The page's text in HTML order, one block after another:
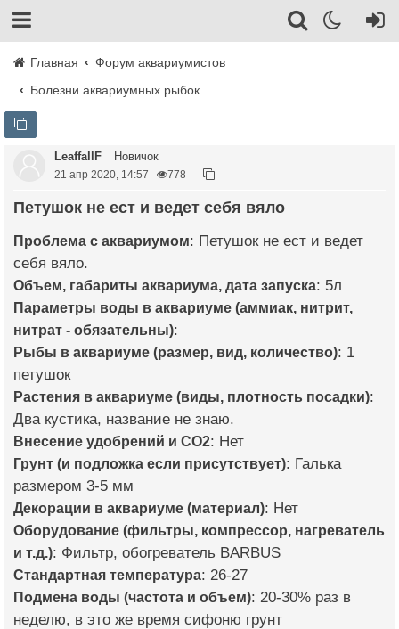
Главная
Форум аквариумистов
Болезни аквариумных рыбок
LeaffallF Новичок
21 апр 2020, 14:57 778
Петушок не ест и ведет себя вяло
Проблема с аквариумом: Петушок не ест и ведет
себя вяло.
Объем, габариты аквариума, дата запуска: 5л
Параметры воды в аквариуме (аммиак, нитрит,
нитрат - обязательны):
Рыбы в аквариуме (размер, вид, количество): 1
петушок
Растения в аквариуме (виды, плотность посадки):
Два кустика, название не знаю.
Внесение удобрений и CO2: Нет
Грунт (и подложка если присутствует): Галька
размером 3-5 мм
Декорации в аквариуме (материал): Нет
Оборудование (фильтры, компрессор, нагреватель
и т.д.): Фильтр, обогреватель BARBUS
Стандартная температура: 26-27
Подмена воды (частота и объем): 20-30% раз в
неделю, в это же время сифоню грунт